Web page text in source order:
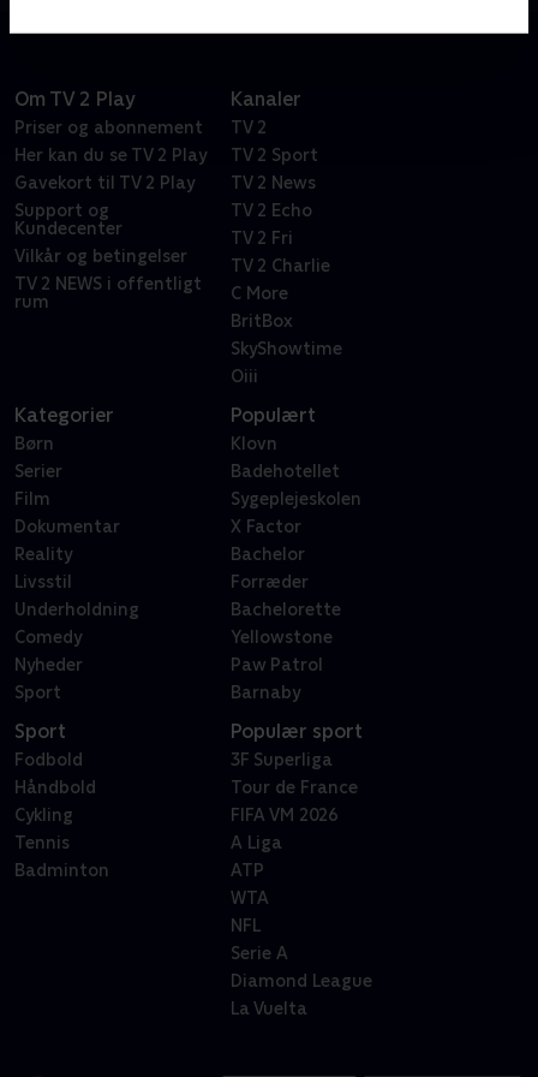
Om TV 2 Play
Priser og abonnement
Her kan du se TV 2 Play
Gavekort til TV 2 Play
Support og
Kundecenter
Vilkår og betingelser
TV 2 NEWS i offentligt
rum
Kanaler
TV 2
TV 2 Sport
TV 2 News
TV 2 Echo
TV 2 Fri
TV 2 Charlie
C More
BritBox
SkyShowtime
Oiii
Kategorier
Børn
Serier
Film
Dokumentar
Reality
Livsstil
Underholdning
Comedy
Nyheder
Sport
Populært
Klovn
Badehotellet
Sygeplejeskolen
X Factor
Bachelor
Forræder
Bachelorette
Yellowstone
Paw Patrol
Barnaby
Sport
Fodbold
Håndbold
Cykling
Tennis
Badminton
Populær sport
3F Superliga
Tour de France
FIFA VM 2026
A Liga
ATP
WTA
NFL
Serie A
Diamond League
La Vuelta